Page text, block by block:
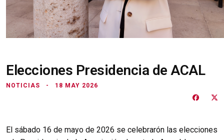
Elecciones Presidencia de ACAL
NOTICIAS 18 MAY 2026
El sábado 16 de mayo de 2026 se celebrarón las elecciones